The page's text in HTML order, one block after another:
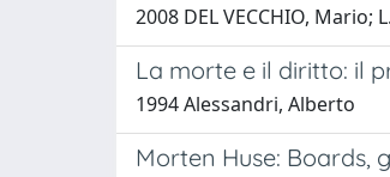
2008 DEL VECCHIO, Mario;
La morte e il diritto: il
1994 Alessandri, Alberto
Morten Huse: Boards,